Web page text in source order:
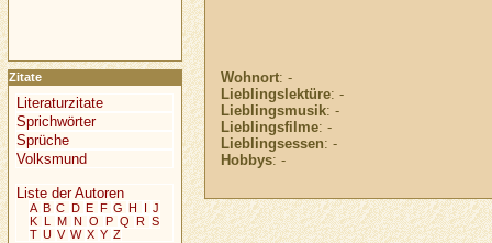
Wohnort: -
Lieblingslektüre: -
Lieblingsmusik: -
Lieblingsfilme: -
Lieblingsessen: -
Hobbys: -
Zitate
Literaturzitate
Sprichwörter
Sprüche
Volksmund
Liste der Autoren
A B C D E F G H I J
K L M N O P Q R S
T U V W X Y Z